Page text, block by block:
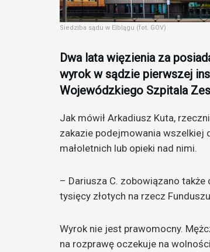
Siedziba sądu w Elblągu (fot. GOV)
Dwa lata więzienia za
wyrok w sądzie pierwszej
Wojewódzkiego Szpitala
Jak mówił Arkadiusz Kuta,
zakazie podejmowania wszelkiej
małoletnich lub opieki nad nimi.
– Dariusza C. zobowiązano
tysięcy złotych na rzecz
Wyrok nie jest prawomocny.
na rozprawę oczekuje na